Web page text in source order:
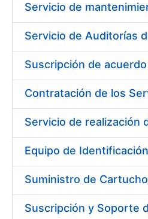
Erakutsi/Ezkutatu